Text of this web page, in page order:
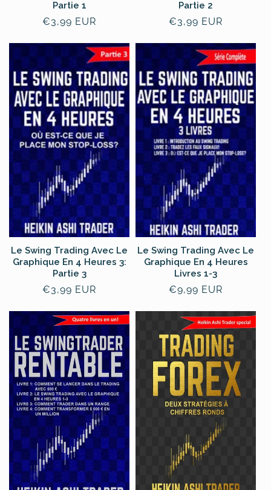
Partie 1
Normale
€3,99 EUR
Partie 2
Normale
€3,99 EUR
Le Swing Trading Avec Le
Graphique En 4 Heures 3:
Partie 3
Normale
€3,99 EUR
Le Swing Trading Avec Le
Graphique En 4 Heures
Livres 1-3
Normale
€9,99 EUR